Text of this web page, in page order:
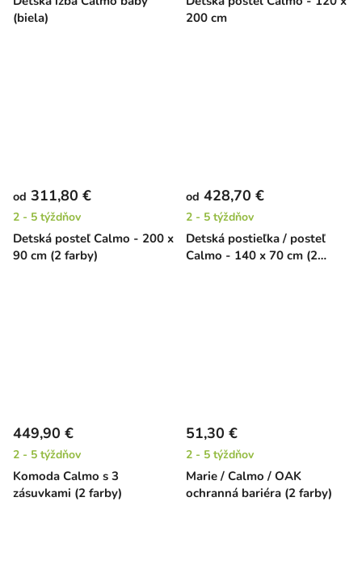
(biela)
200 cm
Detská posteľ Calmo - 200 x
90 cm (2 farby)
od 311,80 €
2 - 5 týždňov
Detská postieľka / posteľ
Calmo - 140 x 70 cm (2
od 428,70 €
2 - 5 týždňov
Komoda Calmo s 3
zásuvkami (2 farby)
449,90 €
2 - 5 týždňov
Marie / Calmo / OAK
ochranná bariéra (2 farby)
51,30 €
2 - 5 týždňov